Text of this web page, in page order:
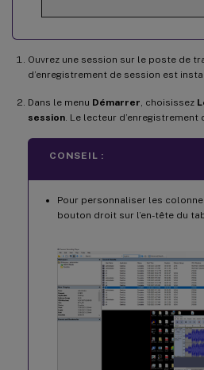
Ouvrez une session sur le poste de
d’enregistrement de session est
Dans le menu Démarrer, choisissez
session. Le lecteur d’enregistrement
CONSEIL :
Pour personnaliser les
bouton droit sur l’en-tête du